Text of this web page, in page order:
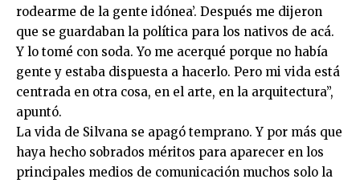
rodearme de la gente idónea’. Después me dijeron
que se guardaban la política para los nativos de acá.
Y lo tomé con soda. Yo me acerqué porque no había
gente y estaba dispuesta a hacerlo. Pero mi vida está
centrada en otra cosa, en el arte, en la arquitectura”,
apuntó.
La vida de Silvana se apagó temprano. Y por más que
haya hecho sobrados méritos para aparecer en los
principales medios de comunicación muchos solo la